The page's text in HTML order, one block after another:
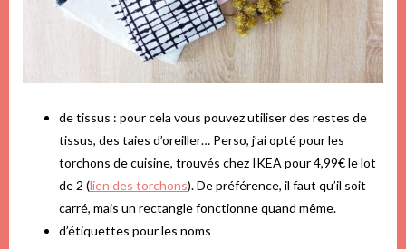
de tissus : pour cela vous pouvez utiliser des restes de
tissus, des taies d’oreiller… Perso, j’ai opté pour les
torchons de cuisine, trouvés chez IKEA pour 4,99€ le lot
de 2 (lien des torchons). De préférence, il faut qu’il soit
carré, mais un rectangle fonctionne quand même.
d’étiquettes pour les noms